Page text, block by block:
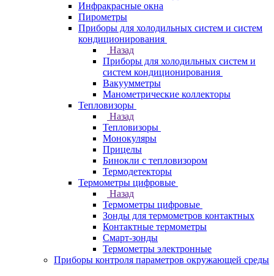
Инфракрасные окна
Пирометры
Приборы для холодильных систем и систем
кондиционирования
Назад
Приборы для холодильных систем и
систем кондиционирования
Вакуумметры
Манометрические коллекторы
Тепловизоры
Назад
Тепловизоры
Монокуляры
Прицелы
Бинокли с тепловизором
Термодетекторы
Термометры цифровые
Назад
Термометры цифровые
Зонды для термометров контактных
Контактные термометры
Смарт-зонды
Термометры электронные
Приборы контроля параметров окружающей среды